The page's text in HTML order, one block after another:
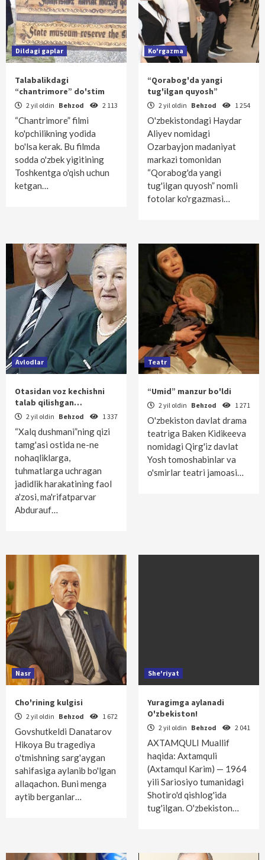
Dildagi gaplar
Talabalikdagi
“chantrimore” do'stim
2 yil oldin Behzod 2 113
“Chantrimore” filmi
ko'pchilikning yodida
bo'lsa kerak. Bu filmda
sodda o'zbek yigitining
Toshkentga o'qish uchun
ketgan…
Ko'rgazma
“Qorabog'da yangi
tug'ilgan quyosh”
2 yil oldin Behzod 1 254
O'zbekistondagi Haydar
Aliyev nomidagi
Ozarbayjon madaniyat
markazi tomonidan
“Qorabog'da yangi
tug'ilgan quyosh” nomli
fotolar ko'rgazmasi…
Avlodlar
Otasidan voz kechishni
talab qilishgan…
2 yil oldin Behzod 1 337
“Xalq dushmani”ning qizi
tamg'asi ostida ne-ne
nohaqliklarga,
tuhmatlarga uchragan
jadidlik harakatining faol
a'zosi, ma'rifatparvar
Abdurauf…
Teatr
“Umid” manzur bo'ldi
2 yil oldin Behzod 1 271
O'zbekiston davlat drama
teatriga Baken Kidikeeva
nomidagi Qirg'iz davlat
Yosh tomoshabinlar va
o'smirlar teatri jamoasi…
Nasr
Cho'rining kulgisi
2 yil oldin Behzod 1 672
Govshutkeldi Danatarov
Hikoya Bu tragediya
o'tmishning sarg'aygan
sahifasiga aylanib bo'lgan
allaqachon. Buni menga
aytib berganlar…
She'riyat
Yuragimga aylanadi
O'zbekiston!
2 yil oldin Behzod 2 041
AXTAMQULI Muallif
haqida: Axtamquli
(Axtamqul Karim) — 1964
yili Sariosiyo tumanidagi
Shotiro'd qish­log'ida
tug'ilgan. O'zbekiston…